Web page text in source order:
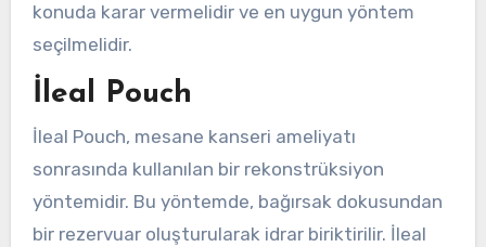
konuda karar vermelidir ve en uygun yöntem
seçilmelidir.
İleal Pouch
İleal Pouch, mesane kanseri ameliyatı
sonrasında kullanılan bir rekonstrüksiyon
yöntemidir. Bu yöntemde, bağırsak dokusundan
bir rezervuar oluşturularak idrar biriktirilir. İleal